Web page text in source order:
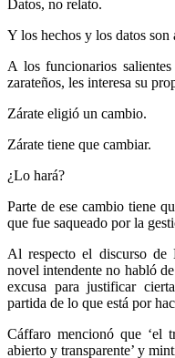
Datos, no relato.
Y los hechos y los datos son
A los funcionarios
zarateños, les interesa su
Zárate eligió un cambio.
Zárate tiene que cambiar.
¿Lo hará?
Parte de ese cambio tiene
que fue saqueado por la
Al respecto el discurso
novel intendente no habló
excusa para justificar
partida de lo que está por
Cáffaro mencionó que ‘el
abierto y transparente’ y